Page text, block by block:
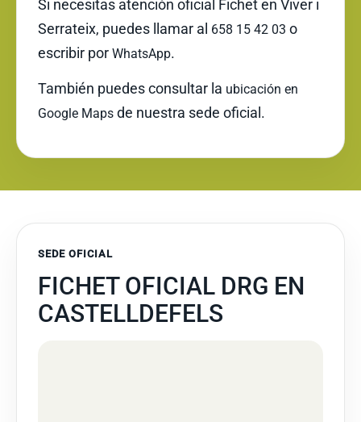
Si necesitas atención oficial Fichet en Viver i
Serrateix, puedes llamar al 658 15 42 03 o
escribir por WhatsApp.
También puedes consultar la ubicación en
Google Maps de nuestra sede oficial.
SEDE OFICIAL
FICHET OFICIAL DRG EN
CASTELLDEFELS